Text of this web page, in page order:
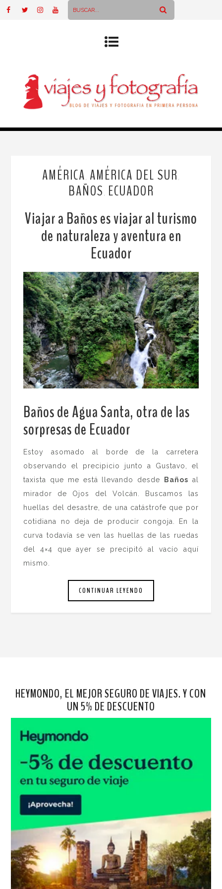
AMÉRICA AMÉRICA DEL SUR
BAÑOS ECUADOR
Viajar a Baños es viajar al turismo
de naturaleza y aventura en
Ecuador
Baños de Agua Santa, otra de las
sorpresas de Ecuador
Estoy asomado al borde de la carretera
observando el precipicio junto a Gustavo, el
taxista que me está llevando desde
Baños al
mirador de Ojos del Volcán. Buscamos las
huellas del desastre, de una catástrofe que por
cotidiana no deja de producir congoja. En la
curva todavía se ven las huellas de las ruedas
del 4×4 que ayer se precipitó al vacío aquí
mismo.
CONTINUAR LEYENDO
HEYMONDO, EL MEJOR SEGURO DE VIAJES. Y CON
UN 5% DE DESCUENTO